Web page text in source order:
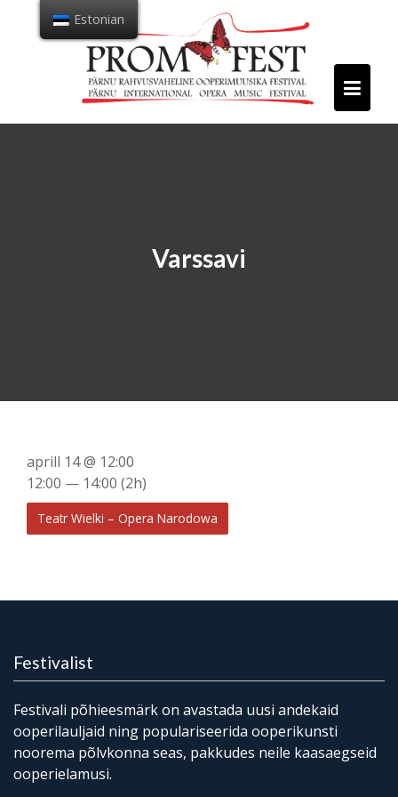
Varssavi
aprill 14 @ 12:00
12:00 — 14:00 (2h)
Teatr Wielki – Opera Narodowa
Festivalist
Festivali põhieesmärk on avastada uusi andekaid
ooperilauljaid ning populariseerida ooperikunsti
noorema põlvkonna seas, pakkudes neile kaasaegseid
ooperielamusi.
Estonian